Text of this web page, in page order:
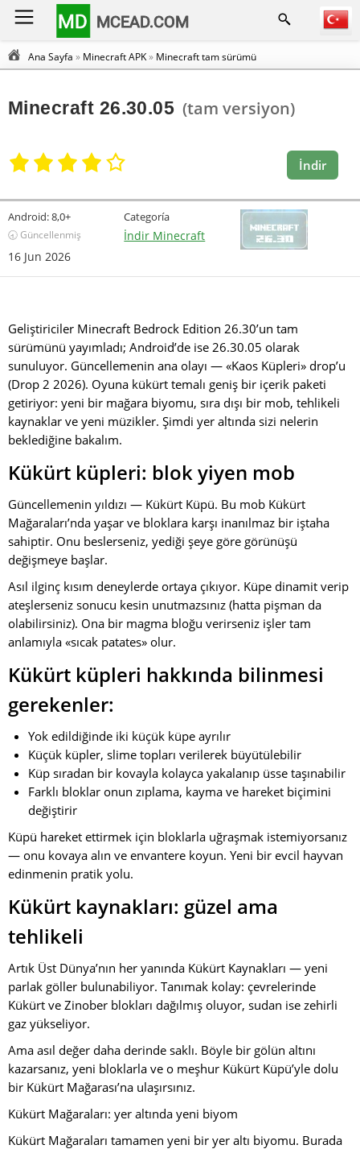
MD MCEAD.COM
Ana Sayfa » Minecraft APK» Minecraft tam sürümü
Minecraft 26.30.05 (tam versiyon)
İndir
Android:8,0+
🕣 Güncellenmiş
16 Jun 2026
Categoría
İndir Minecraft
Geliştiriciler Minecraft Bedrock Edition 26.30’un tam
sürümünü yayımladı; Android’de ise 26.30.05 olarak
sunuluyor. Güncellemenin ana olayı — «Kaos Küpleri» drop’u
(Drop 2 2026). Oyuna kükürt temalı geniş bir içerik paketi
getiriyor: yeni bir mağara biyomu, sıra dışı bir mob, tehlikeli
kaynaklar ve yeni müzikler. Şimdi yer altında sizi nelerin
beklediğine bakalım.
Kükürt küpleri: blok yiyen mob
Güncellemenin yıldızı — Kükürt Küpü. Bu mob Kükürt
Mağaraları’nda yaşar ve bloklara karşı inanılmaz bir iştaha
sahiptir. Onu beslerseniz, yediği şeye göre görünüşü
değişmeye başlar.
Asıl ilginç kısım deneylerde ortaya çıkıyor. Küpe dinamit verip
ateşlerseniz sonucu kesin unutmazsınız (hatta pişman da
olabilirsiniz). Ona bir magma bloğu verirseniz işler tam
anlamıyla «sıcak patates» olur.
Kükürt küpleri hakkında bilinmesi
gerekenler:
Yok edildiğinde iki küçük küpe ayrılır
Küçük küpler, slime topları verilerek büyütülebilir
Küp sıradan bir kovayla kolayca yakalanıp üsse taşınabilir
Farklı bloklar onun zıplama, kayma ve hareket biçimini
değiştirir
Küpü hareket ettirmek için bloklarla uğraşmak istemiyorsanız
— onu kovaya alın ve envantere koyun. Yeni bir evcil hayvan
edinmenin pratik yolu.
Kükürt kaynakları: güzel ama
tehlikeli
Artık Üst Dünya’nın her yanında Kükürt Kaynakları — yeni
parlak göller bulunabiliyor. Tanımak kolay: çevrelerinde
Kükürt ve Zinober blokları dağılmış oluyor, sudan ise zehirli
gaz yükseliyor.
Ama asıl değer daha derinde saklı. Böyle bir gölün altını
kazarsanız, yeni bloklarla ve o meşhur Kükürt Küpü’yle dolu
bir Kükürt Mağarası’na ulaşırsınız.
Kükürt Mağaraları: yer altında yeni biyom
Kükürt Mağaraları tamamen yeni bir yer altı biyomu. Burada